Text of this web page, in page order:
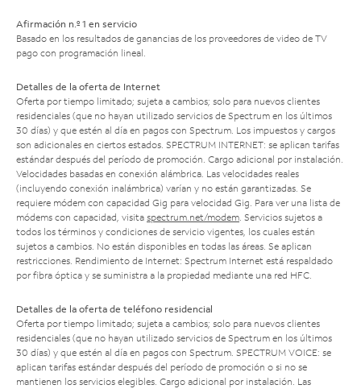
Afirmación n.º 1 en servicio
Basado en los resultados de ganancias de los proveedores de video de TV
pago con programación lineal.
Detalles de la oferta de Internet
Oferta por tiempo limitado; sujeta a cambios; solo para nuevos clientes
residenciales (que no hayan utilizado servicios de Spectrum en los últimos
30 días) y que estén al día en pagos con Spectrum. Los impuestos y cargos
son adicionales en ciertos estados. SPECTRUM INTERNET: se aplican tarifas
estándar después del período de promoción. Cargo adicional por instalación.
Velocidades basadas en conexión alámbrica. Las velocidades reales
(incluyendo conexión inalámbrica) varían y no están garantizadas. Se
requiere módem con capacidad Gig para velocidad Gig. Para ver una lista de
módems con capacidad, visita spectrum.net/modem. Servicios sujetos a
todos los términos y condiciones de servicio vigentes, los cuales están
sujetos a cambios. No están disponibles en todas las áreas. Se aplican
restricciones. Rendimiento de Internet: Spectrum Internet está respaldado
por fibra óptica y se suministra a la propiedad mediante una red HFC.
Detalles de la oferta de teléfono residencial
Oferta por tiempo limitado; sujeta a cambios; solo para nuevos clientes
residenciales (que no hayan utilizado servicios de Spectrum en los últimos
30 días) y que estén al día en pagos con Spectrum. SPECTRUM VOICE: se
aplican tarifas estándar después del período de promoción o si no se
mantienen los servicios elegibles. Cargo adicional por instalación. Las